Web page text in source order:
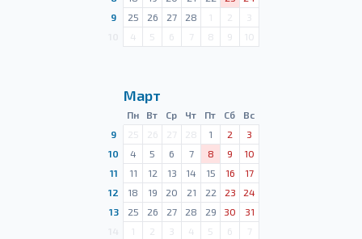
9
25 26 27 28 1 2
3
4 5 6 7 8 9 10
Март
Пн Вт Ср Чт Пт Сб
Вс
9
25 26 27 28 1 2
3
10
4 5 6 7 8 9
10
11
11 12 13 14 15 16
17
12
18 19 20 21 22 23
24
13
25 26 27 28 29 30
31
1 2 3 4 5 6 7